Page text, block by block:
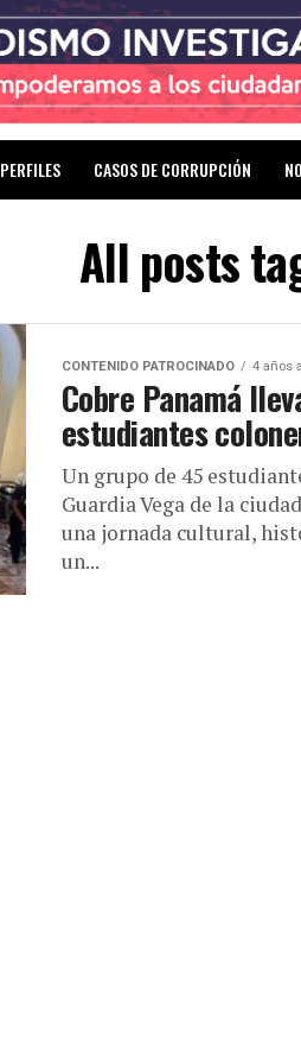
PERFILES CASOS DE CORRUPCIÓN
All posts
CONTENIDO PATROCINADO 4 años
Cobre Panamá
estudiantes
Un grupo de 45
Guardia Vega de la
una jornada cultural,
un...